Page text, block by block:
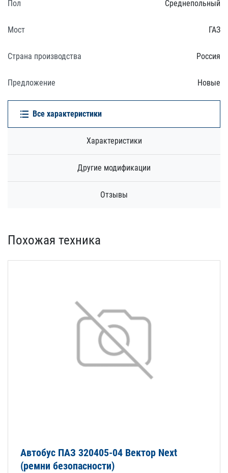
Пол Среднепольный
Мост ГАЗ
Страна производства Россия
Предложение Новые
Все характеристики
Характеристики
Другие модификации
Отзывы
Похожая техника
Автобус ПАЗ 320405-04 Вектор Next
(ремни безопасности)